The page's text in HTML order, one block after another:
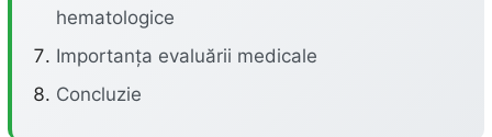
hematologice
Importanța evaluării medicale
Concluzie